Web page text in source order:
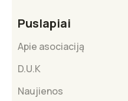
Puslapiai
Apie asociaciją
D.U.K
Naujienos